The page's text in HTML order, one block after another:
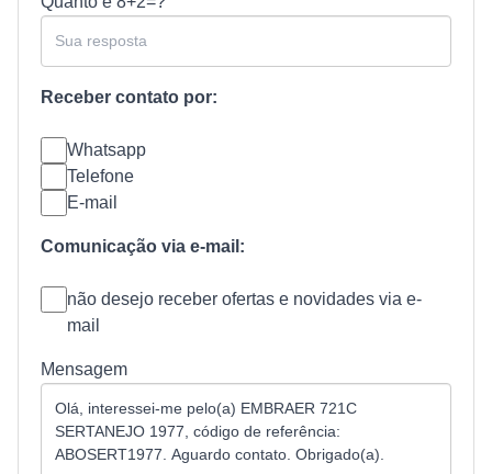
Receber contato por:
Whatsapp
Telefone
E-mail
Comunicação via e-mail:
não desejo receber ofertas e novidades via e-
mail
Mensagem